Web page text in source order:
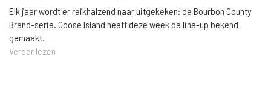
Elk jaar wordt er reikhalzend naar uitgekeken: de Bourbon County
Brand-serie. Goose Island heeft deze week de line-up bekend
gemaakt.
Verder lezen